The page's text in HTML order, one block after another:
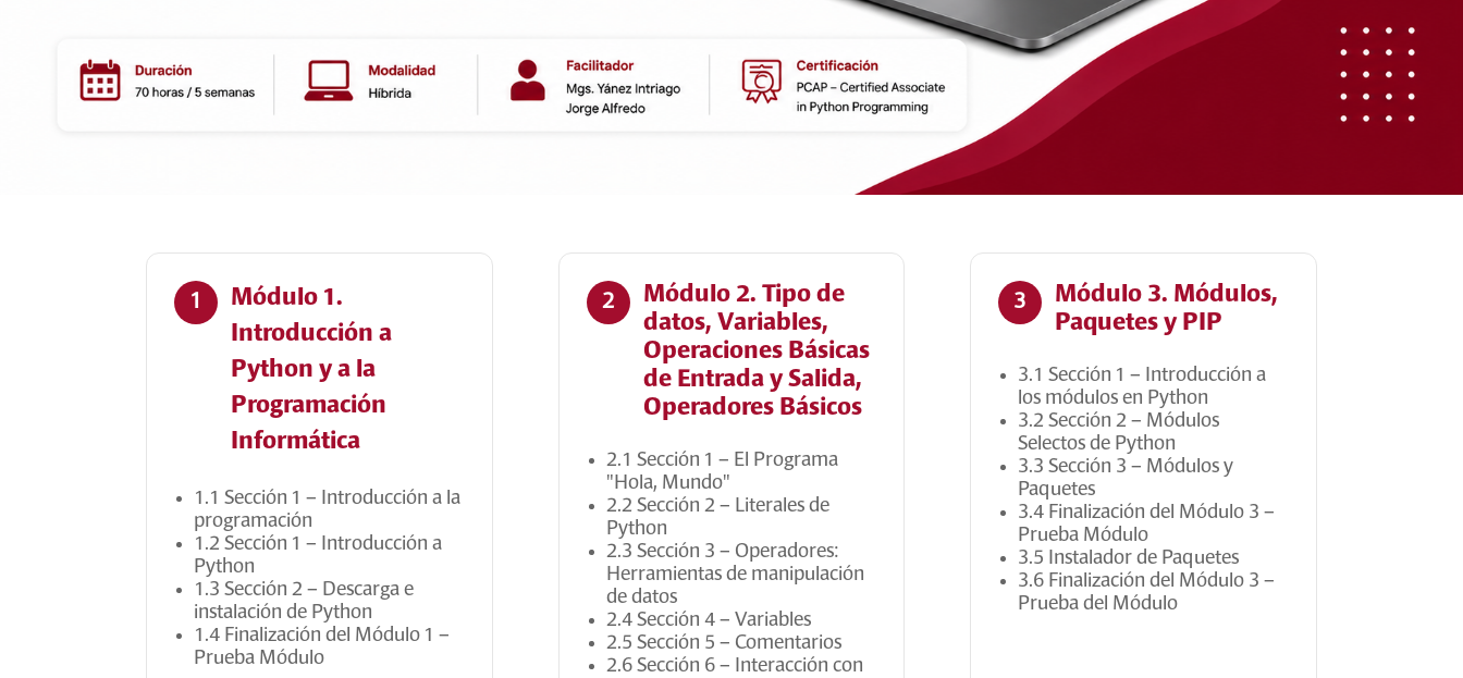
1
Módulo 1.
Introducción a
Python y a la
Programación
Informática
1.1 Sección 1 – Introducción a la
programación
1.2 Sección 1 – Introducción a
Python
1.3 Sección 2 – Descarga e
instalación de Python
1.4 Finalización del Módulo 1 –
Prueba Módulo
2
Módulo 2. Tipo de
datos, Variables,
Operaciones Básicas
de Entrada y Salida,
Operadores Básicos
2.1 Sección 1 – El Programa
"Hola, Mundo"
2.2 Sección 2 – Literales de
Python
2.3 Sección 3 – Operadores:
Herramientas de manipulación
de datos
2.4 Sección 4 – Variables
2.5 Sección 5 – Comentarios
2.6 Sección 6 – Interacción con
3
Módulo 3. Módulos,
Paquetes y PIP
3.1 Sección 1 – Introducción a
los módulos en Python
3.2 Sección 2 – Módulos
Selectos de Python
3.3 Sección 3 – Módulos y
Paquetes
3.4 Finalización del Módulo 3 –
Prueba Módulo
3.5 Instalador de Paquetes
3.6 Finalización del Módulo 3 –
Prueba del Módulo